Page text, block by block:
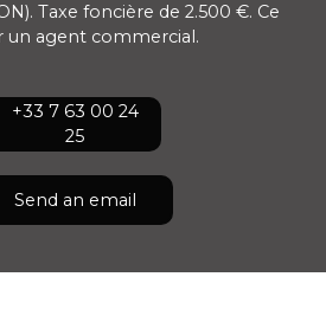
Taxe foncière de 2.500 €. Ce
agent commercial.
+33 7 63 00 24
25
Send an email